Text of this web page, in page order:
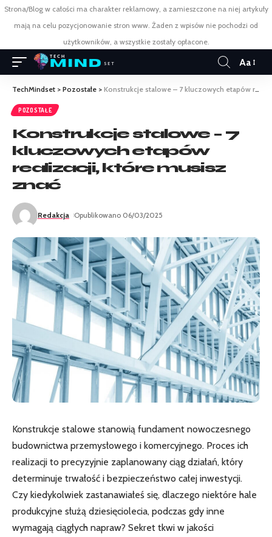
Strona/Blog w całości ma charakter reklamowy, a zamieszczone na niej artykuły
mają na celu pozycjonowanie stron www. Żaden z wpisów nie pochodzi od
użytkowników, a wszystkie zostały opłacone.
Aa
TechMindset > Pozostałe > Konstrukcje stalowe – 7 kluczowych etapów realizacji, które musisz znać
POZOSTAŁE
Konstrukcje stalowe – 7
kluczowych etapów
realizacji, które musisz
znać
Redakcja Opublikowano 06/03/2025
Konstrukcje stalowe stanowią fundament nowoczesnego
budownictwa przemysłowego i komercyjnego. Proces ich
realizacji to precyzyjnie zaplanowany ciąg działań, który
determinuje trwałość i bezpieczeństwo całej inwestycji.
Czy kiedykolwiek zastanawiałeś się, dlaczego niektóre hale
produkcyjne służą dziesięciolecia, podczas gdy inne
wymagają ciągłych napraw? Sekret tkwi w jakości